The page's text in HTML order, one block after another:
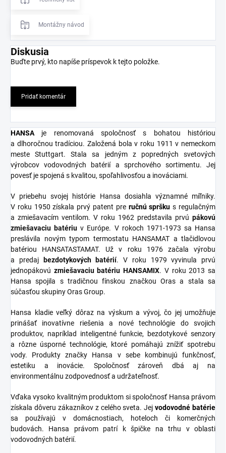
Montážny návod
Diskusia
Buďte prvý, kto napíše príspevok k tejto položke.
Pridať komentár
HANSAje renomovaná spoločnosť s bohatou históriou
a dlhoročnou tradíciou. Založená bola v roku 1911 v nemeckom
meste Stuttgart. Stala sa jedným z popredných svetových
výrobcov vodovodných batérií a sprchového sortimentu. Jej
povesť je spojená s kvalitou, spoľahlivosťou a inováciami.
V priebehu svojej histórie Hansa dosiahla významné míľniky.
V roku 1950 získala prvý patent pre ručnú spršku s regulačným
a zmiešavacím ventilom. V roku 1962 predstavila prvú pákovú
zmiešavaciu batériu v Európe. V rokoch 1971-1973 sa Hansa
preslávila novým typom termostatu HANSAMAT a tlačidlovou
batériou HANSATASTAMAT. Už v roku 1976 začala výrobu
a predaj
bezdotykových batérií. V roku 1979 vyvinula prvú
jednopákovú zmiešavaciu batériu HANSAMIX. V roku 2013 sa
Hansa spojila s tradičnou fínskou značkou Oras a stala sa
súčasťou skupiny Oras Group.
Hansa kladie veľký dôraz na výskum a vývoj, čo jej umožňuje
prinášať inovatívne riešenia a nové technológie do svojich
produktov, napríklad inteligentné funkcie, bezdotykové senzory
a rôzne úsporné technológie, ktoré pomáhajú znížiť spotrebu
vody. Produkty značky Hansa v sebe kombinujú funkčnosť,
estetiku a inovácie. Spoločnosť zároveň dbá aj na
environmentálnu zodpovednosť a udržateľnosť.
Vďaka vysoko kvalitným produktom si spoločnosť Hansa právom
získala dôveru zákazníkov z celého sveta. Jejvodovodné batérie
sa používajú v domácnostiach, hoteloch či komerčných
budovách. Hansa právom patrí k špičke na trhu v oblasti
vodovodných batérií.